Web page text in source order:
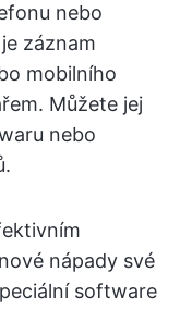
nebo
záznam
mobilního
Můžete jej
nebo
nápady své
software